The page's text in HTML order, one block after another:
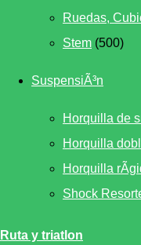
Ruedas,
Stem (500)
SuspensiÃ³n
Horquilla de
Horquilla
Horquilla
Shock
Ruta y triatlon